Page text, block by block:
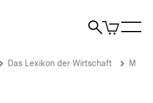
Suche
Artikel
im
Das Lexikon der Wirtschaft M